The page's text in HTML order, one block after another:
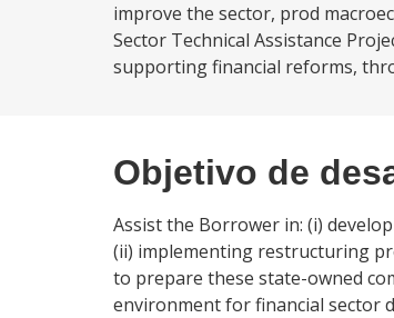
improve the sector, prod
Sector Technical Assistance
supporting financial reforms,
Objetivo de
Assist the Borrower in: (i)
(ii) implementing restructuring
to prepare these state-owned
environment for financial sector